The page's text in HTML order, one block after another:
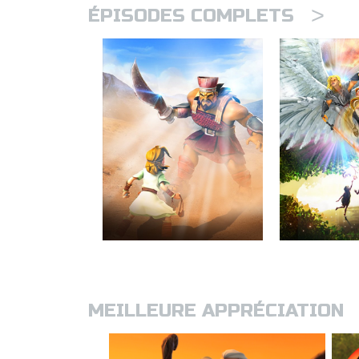
ÉPISODES COMPLETS >
MEILLEURE APPRÉCIATION